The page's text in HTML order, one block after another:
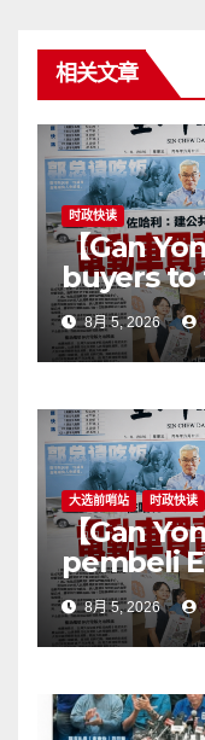
相关文章
时政快读
【Gan
buyers
stations
the
first
8月 5, 2026
大选前哨站 时政快读
【Gan
pembeli
stesen
langkah
perlu
jangan
8月 5, 2026